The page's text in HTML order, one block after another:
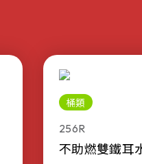
桶類
256R
不助燃雙鐵耳